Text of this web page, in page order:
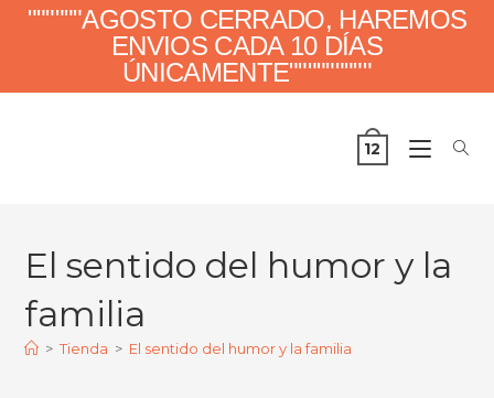
""""""AGOSTO CERRADO, HAREMOS
ENVIOS CADA 10 DÍAS
ÚNICAMENTE"""""""""
12
El sentido del humor y la
familia
> Tienda > El sentido del humor y la familia